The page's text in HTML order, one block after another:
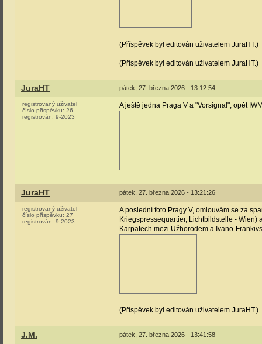
(Příspěvek byl editován uživatelem JuraHT.)
(Příspěvek byl editován uživatelem JuraHT.)
JuraHT pátek, 27. března 2026 - 13:12:54
registrovaný uživatel
číslo příspěvku: 26
registrován: 9-2023
A ještě jedna Praga V a "Vorsignal", opět
JuraHT pátek, 27. března 2026 - 13:21:26
registrovaný uživatel
číslo příspěvku: 27
registrován: 9-2023
A poslední foto Pragy V, omlouvám se za
Kriegspressequartier, Lichtbildstelle - Wien)
Karpatech mezi Užhorodem a Ivano-
(Příspěvek byl editován uživatelem JuraHT.)
J.M. pátek, 27. března 2026 - 13:41:58